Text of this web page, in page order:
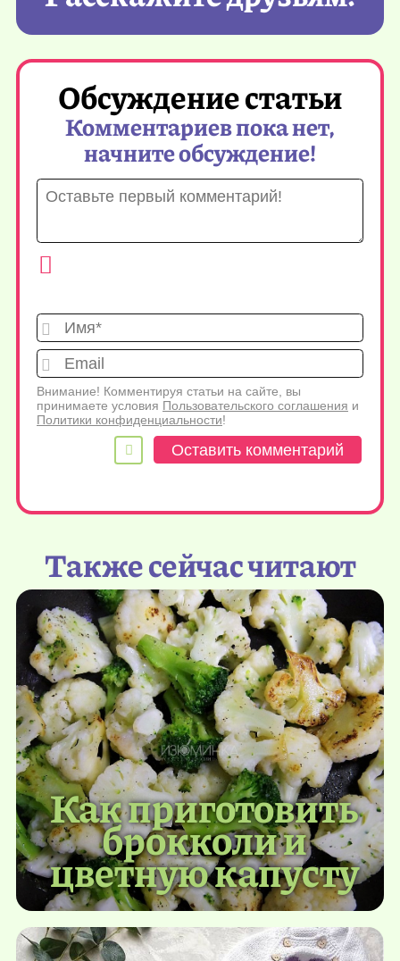
Обсуждение статьи
Комментариев пока нет,
начните обсуждение!
Имя*
Внимание! Комментируя статьи на сайте, вы
принимаете условия Пользовательского соглашения и
Политики конфиденциальности!
Также сейчас читают
Как приготовить
брокколи и
цветную капусту